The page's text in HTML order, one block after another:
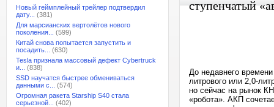
Новый геймплейный трейлер подтвердил
дату...
(381)
Для марсианских вертолётов нового
поколения...
(599)
Китай снова попытается запустить и
посадить...
(630)
Tesla признала массовый дефект Cybertruck
и...
(838)
SSD научатся быстрее обмениваться
данными с...
(574)
Огромная ракета Starship S40 стала
серьезной...
(402)
ступенчатый
До недавнего
литрового или 2,0-
но сейчас на рынок
«робота». АКП